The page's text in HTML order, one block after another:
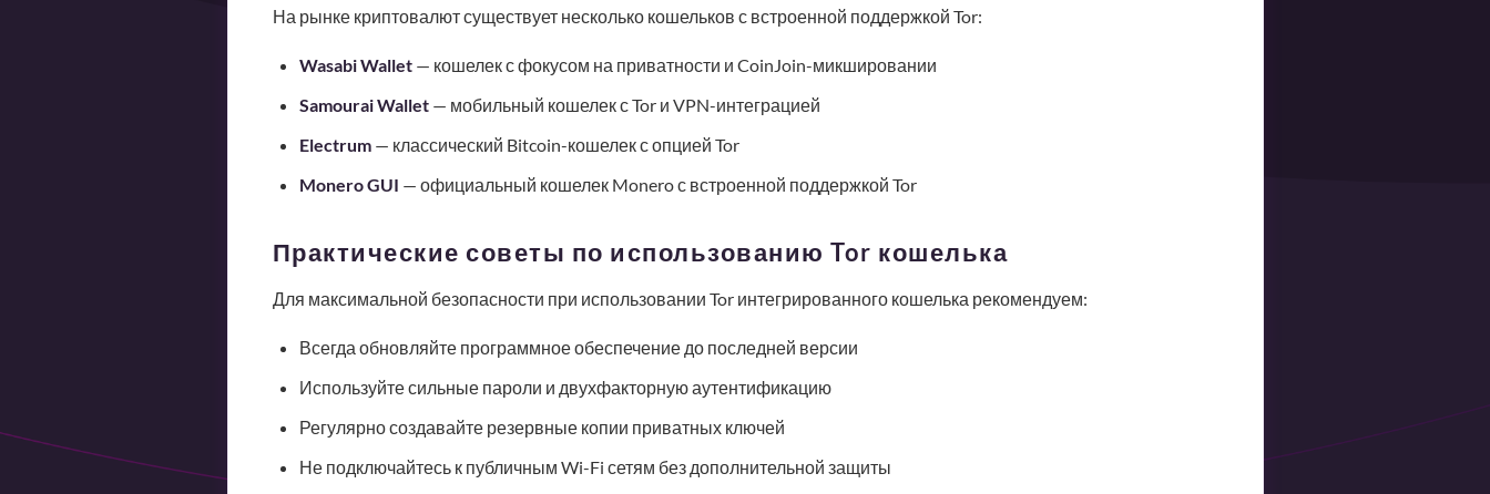
На рынке криптовалют существует несколько кошельков с встроенной поддержкой Tor:
Wasabi Wallet— кошелек с фокусом на приватности и CoinJoin-микшировании
Samourai Wallet— мобильный кошелек с Tor и VPN-интеграцией
Electrum— классический Bitcoin-кошелек с опцией Tor
Monero GUI — официальный кошелек Monero с встроенной поддержкой Tor
Практические советы по использованию Tor кошелька
Для максимальной безопасности при использовании Tor интегрированного кошелька рекомендуем:
Всегда обновляйте программное обеспечение до последней версии
Используйте сильные пароли и двухфакторную аутентификацию
Регулярно создавайте резервные копии приватных ключей
Не подключайтесь к публичным Wi-Fi сетям без дополнительной защиты